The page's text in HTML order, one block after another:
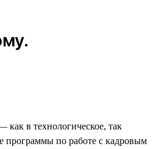
в технологическое, так
программы по работе с кадровым